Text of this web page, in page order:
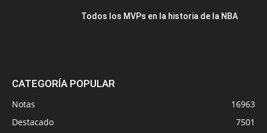
Todos los MVPs en la historia de la NBA
CATEGORÍA POPULAR
Notas
16963
Destacado
7501